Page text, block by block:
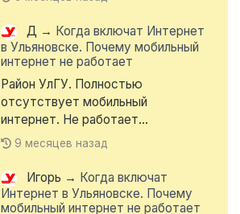
Д → Когда включат Интернет
в Ульяновске. Почему мобильный
интернет не работает
Район УлГУ. Полностью
отсутствует мобильный
интернет. Не работает...
9 месяцев назад
Игорь → Когда включат
Интернет в Ульяновске. Почему
мобильный интернет не работает